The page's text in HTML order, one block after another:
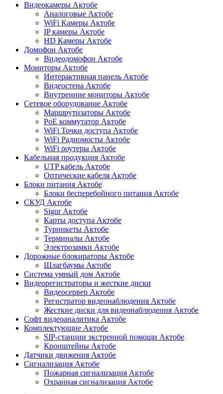
Видеокамеры Актобе
Аналоговые Актобе
WiFi Камеры Актобе
IP камеры Актобе
HD Камеры Актобе
Домофон Актобе
Видеодомофон Актобе
Мониторы Актобе
Интерактивная панель Актобе
Видеостена Актобе
Внутренние мониторы Актобе
Сетевое оборудование Актобе
Маршрутизаторы Актобе
PoE коммутатор Актобе
WiFi Точки доступа Актобе
WiFi Радиомосты Актобе
WiFi роутеры Актобе
Кабельная продукция Актобе
UTP кабель Актобе
Оптические кабеля Актобе
Блоки питания Актобе
Блоки бесперебойного питания Актобе
СКУД Актобе
Sigur Актобе
Карты доступа Актобе
Турникеты Актобе
Терминалы Актобе
Электрозамки Актобе
Дорожные блокираторы Актобе
Шлагбаумы Актобе
Система умный дом Актобе
Видеорегистраторы и жесткие диски
Видеосервер Актобе
Регистратор видеонаблюдения Актобе
Жесткие диски для видеонаблюдения Актобе
Софт видеоаналитика Актобе
Комплектующие Актобе
SIP-станции экстренной помощи Актобе
Кронштейны Актобе
Датчики движения Актобе
Сигнализация Актобе
Пожарная сигнализация Актобе
Охранная сигнализация Актобе